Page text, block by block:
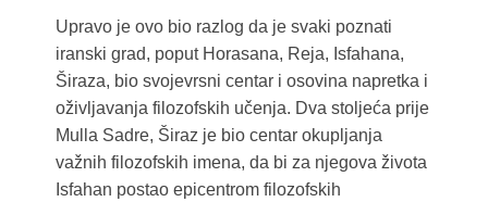
Upravo je ovo bio razlog da je svaki poznati
iranski grad, poput Horasana, Reja, Isfahana,
Širaza, bio svojevrsni centar i osovina napretka i
oživljavanja filozofskih učenja. Dva stoljeća prije
Mulla Sadre, Širaz je bio centar okupljanja
važnih filozofskih imena, da bi za njegova života
Isfahan postao epicentrom filozofskih